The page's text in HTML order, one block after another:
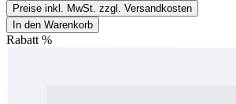
Preise inkl. MwSt. zzgl. Versandkosten
In den Warenkorb
Rabatt %